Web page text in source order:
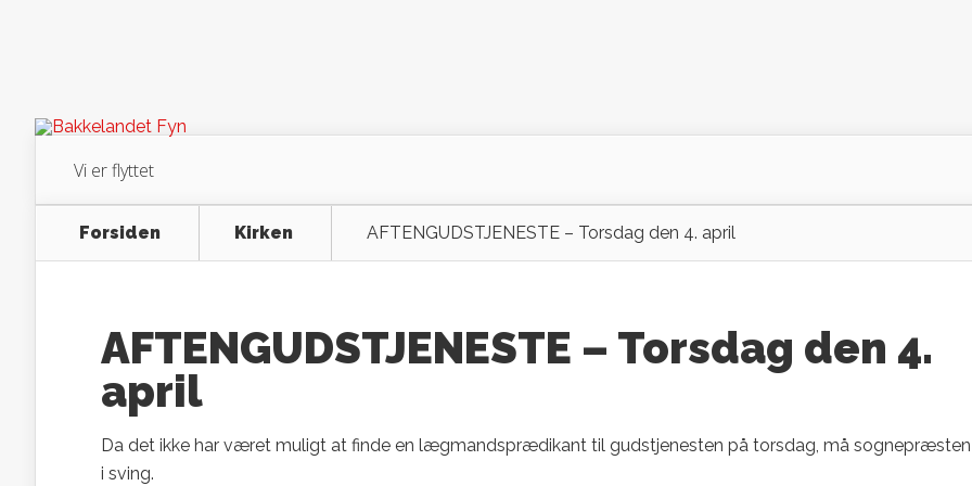
Vi er flyttet
Forsiden Kirken AFTENGUDSTJENESTE – Torsdag den 4. april
AFTENGUDSTJENESTE – Torsdag den 4.
april
Da det ikke har været muligt at finde en lægmandsprædikant til gudstjenesten på torsdag, må
i sving.